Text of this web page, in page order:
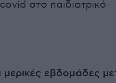
στο παιδιατρικό
μερικές εβδομάδες